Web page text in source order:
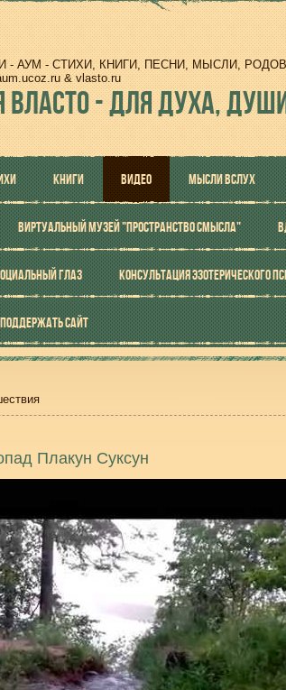
- АУМ - СТИХИ, КНИГИ, ПЕСНИ, МЫСЛИ,
& vlasto.ru
ВЛАСТО - ДЛЯ ДУХА,
КНИГИ ВИДЕО МЫСЛИ ВСЛУХ
ВИРТУАЛЬНЫЙ МУЗЕЙ "ПРОСТРАНСТВО СМЫСЛА"
ГЛАЗ КОНСУЛЬТАЦИЯ ЭЗОТЕРИЧЕСКОГО
ПОДДЕРЖАТЬ САЙТ
Плакун Суксун